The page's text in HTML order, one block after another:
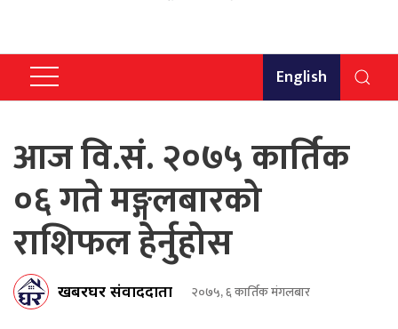
English
आज वि.सं. २०७५ कार्तिक
०६ गते मङ्गलबारको
राशिफल हेर्नुहोस
खबरघर संवाददाता २०७५, ६ कार्तिक मंगलबार